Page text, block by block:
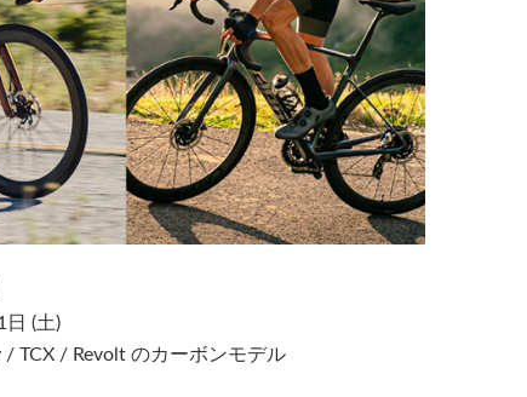
日 (土)
TCX / Revolt のカーボンモデル